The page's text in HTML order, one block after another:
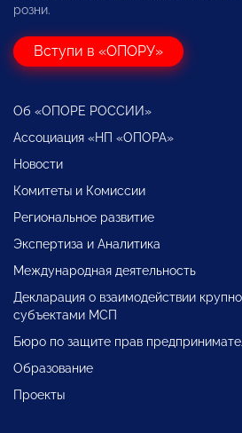
розни.
Вступи в «ОПОРУ»
Об «ОПОРЕ РОССИИ»
Ассоциация «НП «ОПОРА»
Новости
Комитеты и Комиссии
Региональное развитие
Экспертиза и Аналитика
Международная деятельность
Декларация о взаимодействии
субъектами МСП
Бюро по защите прав
Образование
Проекты